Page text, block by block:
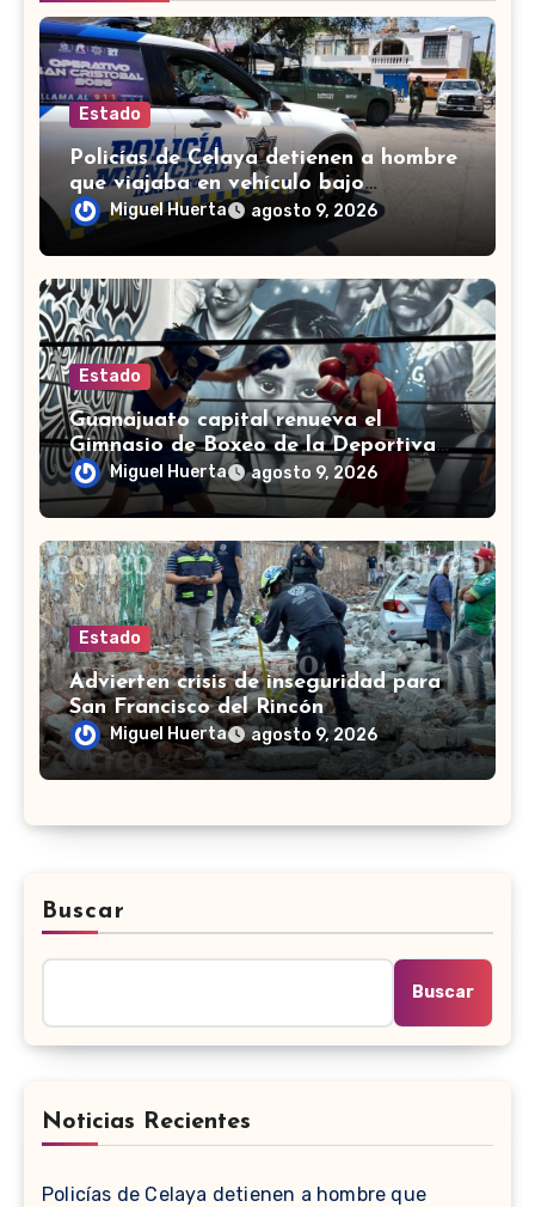
Estado
Policías de Celaya detienen a hombre
que viajaba en vehículo bajo
investigación
Miguel Huerta agosto 9, 2026
Estado
Guanajuato capital renueva el
Gimnasio de Boxeo de la Deportiva
Torres Landa
Miguel Huerta agosto 9, 2026
Estado
Advierten crisis de inseguridad para
San Francisco del Rincón
Miguel Huerta agosto 9, 2026
Buscar
Buscar
Noticias Recientes
Policías de Celaya detienen a hombre que